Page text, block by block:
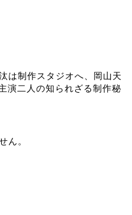
は制作スタジオへ、岡山天
演二人の知られざる制作秘
ん。